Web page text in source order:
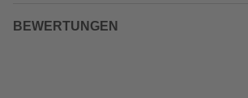
BEWERTUNGEN